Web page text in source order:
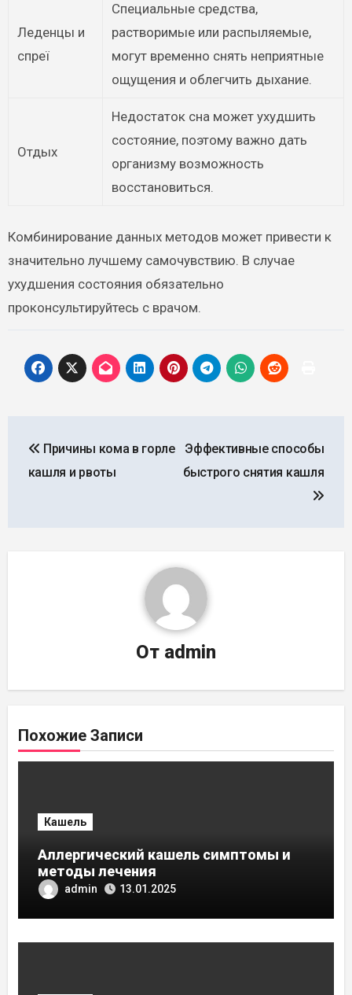
Леденцы и
спреї
Специальные средства,
растворимые или распыляемые,
могут временно снять неприятные
ощущения и облегчить дыхание.
Отдых
Недостаток сна может ухудшить
состояние, поэтому важно дать
организму возможность
восстановиться.
Комбинирование данных методов может привести к
значительно лучшему самочувствию. В случае
ухудшения состояния обязательно
проконсультируйтесь с врачом.
по
Причины кома в горле
кашля и рвоты
Эффективные способы
быстрого снятия кашля
От admin
Похожие Записи
Кашель
Аллергический кашель симптомы и
методы лечения
admin 13.01.2025